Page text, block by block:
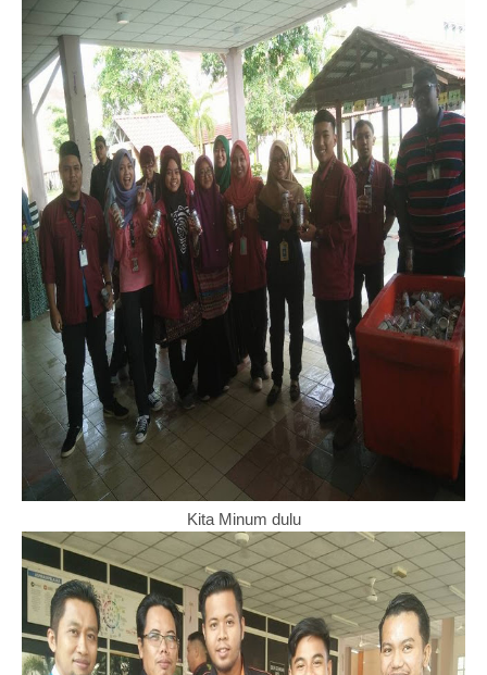
Kita Minum dulu